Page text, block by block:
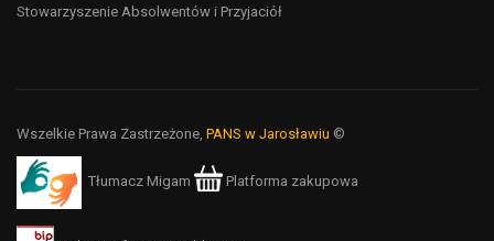
Stowarzyszenie Absolwentów i Przyjaciół
Wszelkie Prawa Zastrzeżone, PANS w Jarosławiu ©
Tłumacz Migam Platforma zakupowa